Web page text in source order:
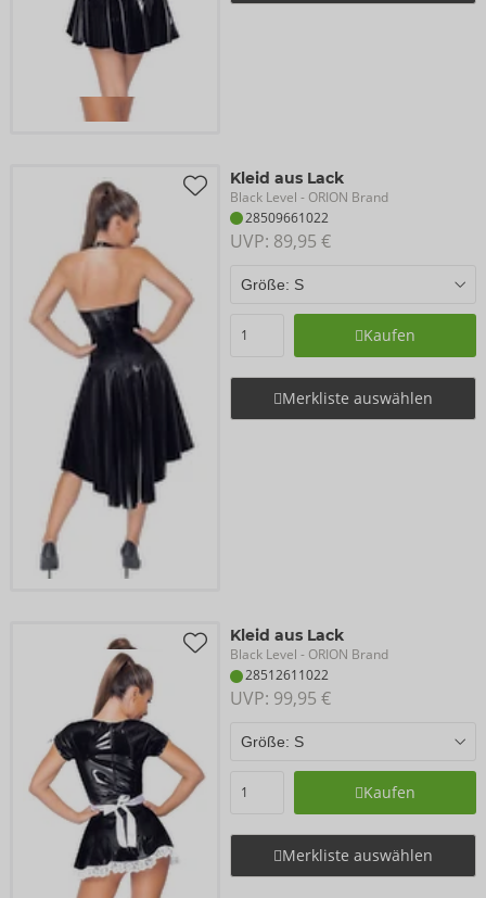
Kleid aus Lack
Black Level - ORION Brand
28509661022
UVP: 89,95 €
Kaufen
Merkliste auswählen
Kleid aus Lack
Black Level - ORION Brand
28512611022
UVP: 99,95 €
Kaufen
Merkliste auswählen